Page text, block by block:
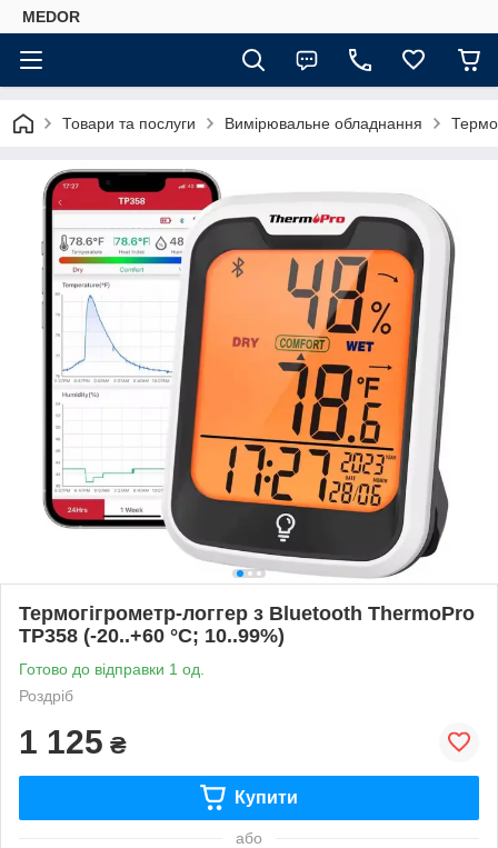
MEDOR
Товари та послуги Вимірювальне обладнання
Термогігрометр-логгер з Bluetooth ThermoPro
TP358 (-20..+60 °C; 10..99%)
Готово до відправки 1 од.
Роздріб
1 125 ₴
Купити
або